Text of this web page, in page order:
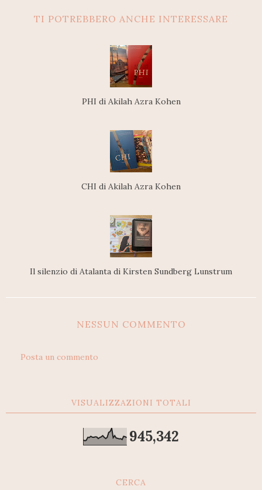
TI POTREBBERO ANCHE INTERESSARE
PHI di Akilah Azra Kohen
CHI di Akilah Azra Kohen
Il silenzio di Atalanta di Kirsten Sundberg Lunstrum
NESSUN COMMENTO
Posta un commento
VISUALIZZAZIONI TOTALI
945,342
CERCA